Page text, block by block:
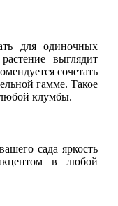
для одиночных
выглядит
сочетать
гамме. Такое
клумбы.
сада яркость
в любой